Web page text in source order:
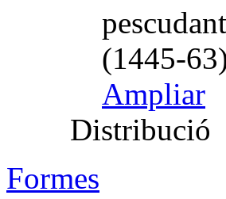
(1445-
Ampliar
Distribució
Formes